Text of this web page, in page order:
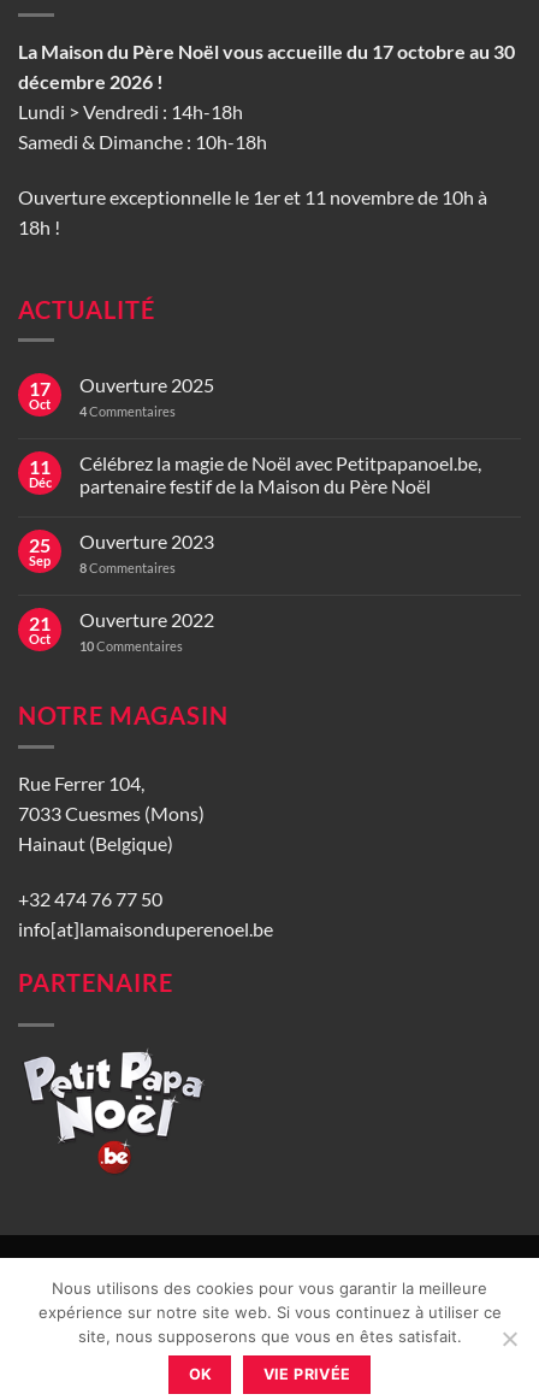
La Maison du Père Noël vous accueille du 17 octobre au 30
décembre 2026 !
Lundi > Vendredi : 14h-18h
Samedi & Dimanche : 10h-18h
Ouverture exceptionnelle le 1er et 11 novembre de 10h à
18h !
ACTUALITÉ
17
Oct
Ouverture 2025
4Commentaires
11
Déc
Célébrez la magie de Noël avec Petitpapanoel.be,
partenaire festif de la Maison du Père Noël
25
Sep
Ouverture 2023
8Commentaires
21
Oct
Ouverture 2022
10Commentaires
NOTRE MAGASIN
Rue Ferrer 104,
7033 Cuesmes (Mons)
Hainaut (Belgique)
+32 474 76 77 50
info[at]lamaisonduperenoel.be
PARTENAIRE
CGU| Vie privée| TVA : BE0840965749 | Site web réalisé par
Nous utilisons des cookies pour vous garantir la meilleure
expérience sur notre site web. Si vous continuez à utiliser ce
site, nous supposerons que vous en êtes satisfait.
OK VIE PRIVÉE